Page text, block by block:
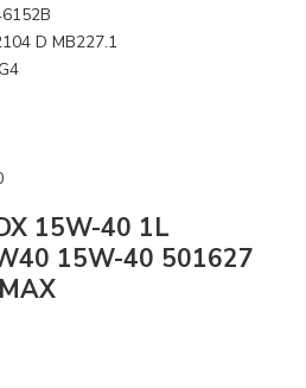
D MB227.1
15W-40 1L
15W-40 501627